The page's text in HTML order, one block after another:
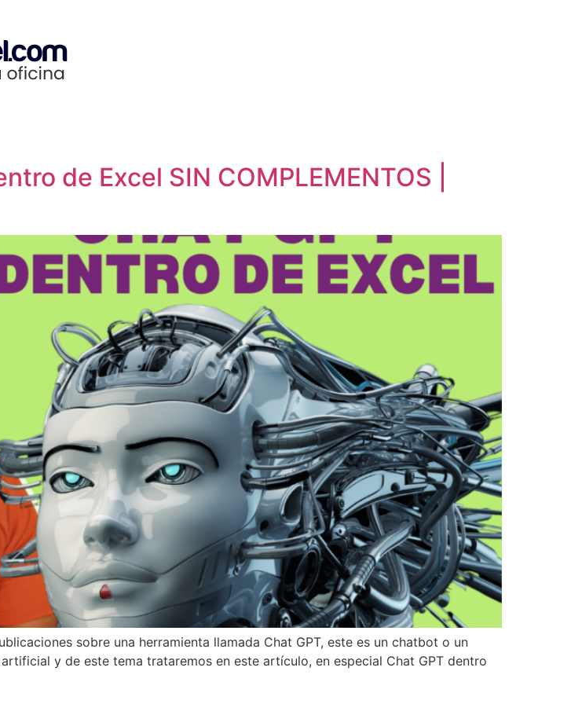
de Excel SIN COMPLEMENTOS |
sobre una herramienta llamada Chat GPT, este es un chatbot o un
y de este tema trataremos en este artículo, en especial Chat GPT dentro